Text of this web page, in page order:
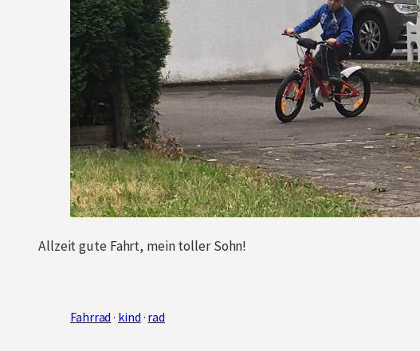
Allzeit gute Fahrt, mein toller Sohn!
Fahrrad · kind · rad